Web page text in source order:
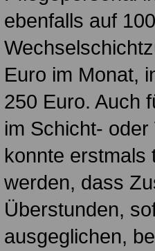
ebenfalls auf
Euro im Monat,
250 Euro. Auch
im Schicht-
konnte erstmals
werden, dass
Überstunden,
ausgeglichen,